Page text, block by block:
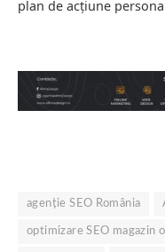
plan de acțiune
agenție SEO România
optimizare SEO magazin